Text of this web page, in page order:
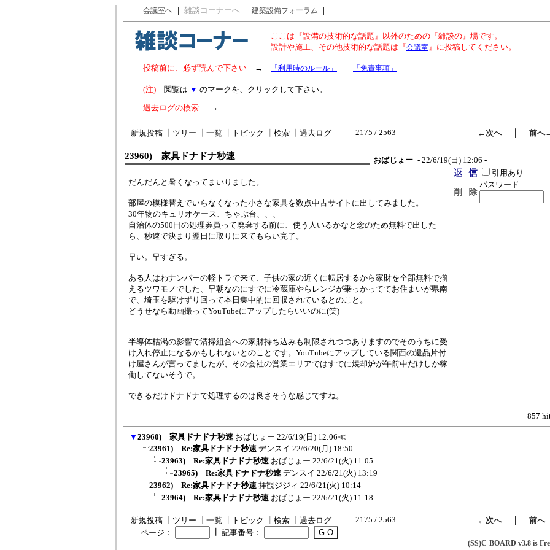
｜ 会議室へ ｜ 雑談コーナーへ ｜ 建築設備フォーラム ｜
ここは『設備の技術的な話題』以外のための『雑談の』場です。
設計や施工、その他技術的な話題は『会議室』に投稿してください。
投稿前に、必ず読んで下さい → 「利用時のルール」 「免責事項」
(注) 閲覧は ▼ のマークを、クリックして下さい。
過去ログの検索 →
新規投稿 ツリー 一覧 トピック 検索 過去ログ 2175 / 2563 ←次へ｜ 前へ
23960) 家具ドナドナ秒速 おばじょー - 22/6/19(日) 12:06 -
だんだんと暑くなってまいりました。
部屋の模様替えでいらなくなった小さな家具を数点中古サイトに出してみました。
30年物のキュリオケース、ちゃぶ台、、、
自治体の500円の処理券買って廃棄する前に、使う人いるかなと念のため無料で出した
ら、秒速で決まり翌日に取りに来てもらい完了。
早い。早すぎる。
ある人はわナンバーの軽トラで来て、子供の家の近くに転居するから家財を全部無料で揃
えるツワモノでした、早朝なのにすでに冷蔵庫やらレンジが乗っかっててお住まいが県南
で、埼玉を駆けずり回って本日集中的に回収されているとのこと。
どうせなら動画撮ってYouTubeにアップしたらいいのに(笑)
半導体枯渇の影響で清掃組合への家財持ち込みも制限されつつありますのでそのうちに受
け入れ停止になるかもしれないとのことです。YouTubeにアップしている関西の遺品片付
け屋さんが言ってましたが、その会社の営業エリアではすでに焼却炉が午前中だけしか稼
働してないそうで。
できるだけドナドナで処理するのは良さそうな感じですね。
引用あり
パスワード
857
▼ 23960) 家具ドナドナ秒速 おばじょー 22/6/19(日) 12:06≪
23961) Re:家具ドナドナ秒速 デンスイ 22/6/20(月) 18:50
23963) Re:家具ドナドナ秒速 おばじょー 22/6/21(火) 11:05
23965) Re:家具ドナドナ秒速 デンスイ 22/6/21(火) 13:19
23962) Re:家具ドナドナ秒速 拝観ジジィ 22/6/21(火) 10:14
23964) Re:家具ドナドナ秒速 おばじょー 22/6/21(火) 11:18
新規投稿 ツリー 一覧 トピック 検索 過去ログ 2175 / 2563 ←次へ｜ 前へ
ページ：
記事番号：
(SS)C-BOARD v3.8 is